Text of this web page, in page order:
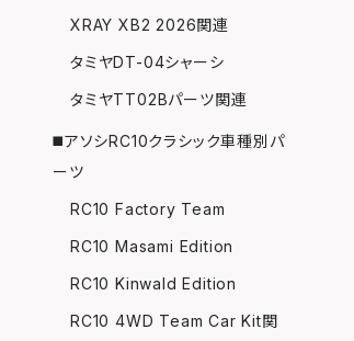
XRAY XB2 2026関連
タミヤDT-04シャーシ
タミヤTT02Bパーツ関連
◼️アソシRC10クラシック車種別パ
ーツ
RC10 Factory Team
RC10 Masami Edition
RC10 Kinwald Edition
RC10 4WD Team Car Kit関